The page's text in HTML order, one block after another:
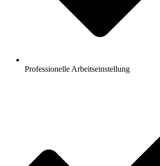
Professionelle Arbeitseinstellung